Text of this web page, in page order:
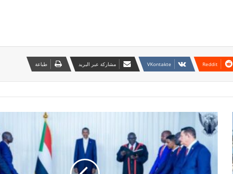
مشاركة عبر البريد طباعة
حكومة
آل
دقلو
تضع
منظمات
الأمم